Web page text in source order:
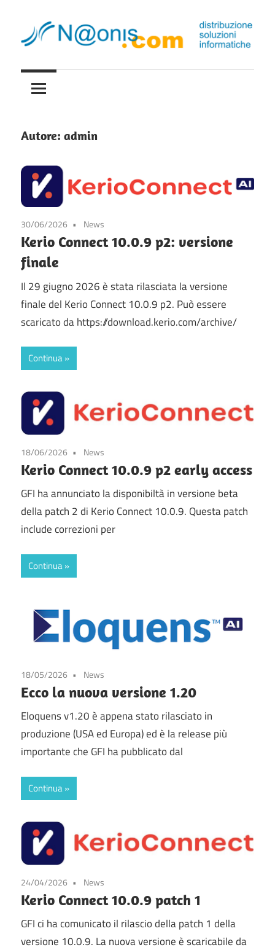
content
naonis.it
soluzioni
informatiche
Autore: admin
30/06/2026 News
Kerio Connect 10.0.9 p2: versione
finale
Il 29 giugno 2026 è stata rilasciata la versione
finale del Kerio Connect 10.0.9 p2. Può essere
scaricato da https://download.kerio.com/archive/
Continua
18/06/2026 News
Kerio Connect 10.0.9 p2 early access
GFI ha annunciato la disponibiltà in versione beta
della patch 2 di Kerio Connect 10.0.9. Questa patch
include correzioni per
Continua
18/05/2026 News
Ecco la nuova versione 1.20
Eloquens v1.20 è appena stato rilasciato in
produzione (USA ed Europa) ed è la release più
importante che GFI ha pubblicato dal
Continua
24/04/2026 News
Kerio Connect 10.0.9 patch 1
GFI ci ha comunicato il rilascio della patch 1 della
versione 10.0.9. La nuova versione è scaricabile da